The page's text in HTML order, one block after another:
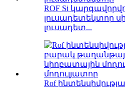
ROF Si
լուսադետեկտոր
լուսադետ...
Rof